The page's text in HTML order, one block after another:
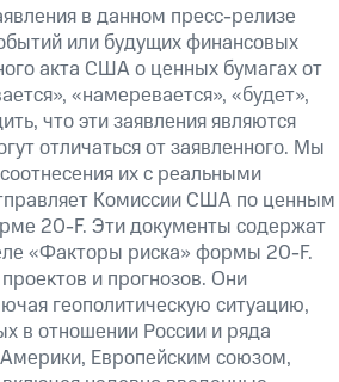
в данном пресс-релизе
или будущих финансовых
акта США о ценных бумагах от
«намеревается», «будет»,
что эти заявления являются
отличаться от заявленного. Мы
их с реальными
Комиссии США по ценным
20-F. Эти документы содержат
«Факторы риска» формы 20-F.
и прогнозов. Они
геополитическую ситуацию,
в отношении России и ряда
Европейским союзом,